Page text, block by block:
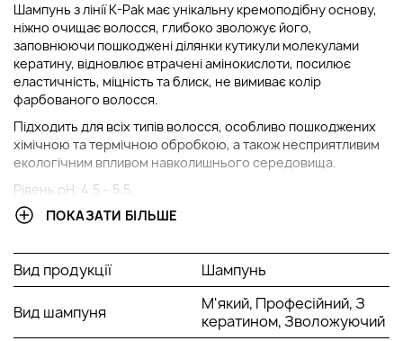
Шампунь з лінії K-Pak має унікальну кремоподібну основу,
ніжно очищає волосся, глибоко зволожує його,
заповнюючи пошкоджені ділянки кутикули молекулами
кератину, відновлює втрачені амінокислоти, посилює
еластичність, міцність та блиск, не вимиває колір
фарбованого волосся.
Підходить для всіх типів волосся, особливо пошкоджених
хімічною та термічною обробкою, а також несприятливим
екологічним впливом навколишнього середовища.
Рівень pH: 4,5 – 5,5.
Спосіб застосування:
вологого волосся, спіньте, залиште на 1 хвилину. Змийте.
За потреби повторіть. Переходьте до наступного етапу –
ПОКАЗАТИ БІЛЬШЕ
Вид продукції Шампунь
Вид шампуня
М'який, Професійний, З
кератином, Зволожуючий